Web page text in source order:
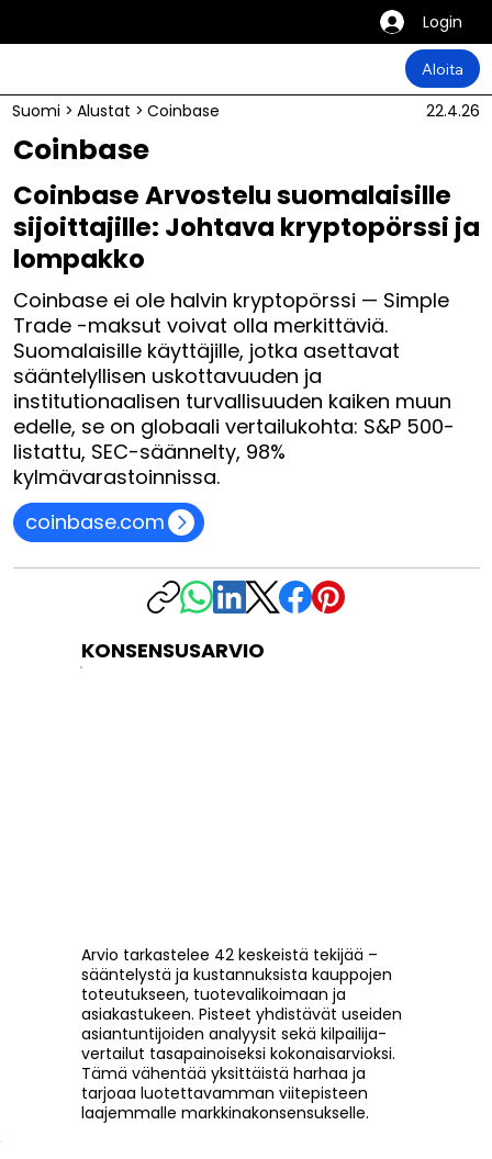
Login
Aloita
Suomi > Alustat > Coinbase 22.4.26
Coinbase
Coinbase Arvostelu suomalaisille
sijoittajille: Johtava kryptopörssi ja
lompakko
Coinbase ei ole halvin kryptopörssi — Simple
Trade -maksut voivat olla merkittäviä.
Suomalaisille käyttäjille, jotka asettavat
sääntelyllisen uskottavuuden ja
institutionaalisen turvallisuuden kaiken muun
edelle, se on globaali vertailukohta: S&P 500-
listattu, SEC-säännelty, 98%
kylmävarastoinnissa.
coinbase.com
KONSENSUSARVIO
Arvio tarkastelee 42 keskeistä tekijää –
sääntelystä ja kustannuksista kauppojen
toteutukseen, tuotevalikoimaan ja
asiakastukeen. Pisteet yhdistävät useiden
asiantuntijoiden analyysit sekä kilpailija-
vertailut tasapainoiseksi kokonaisarvioksi.
Tämä vähentää yksittäistä harhaa ja
tarjoaa luotettavamman viitepisteen
laajemmalle markkinakonsensukselle.